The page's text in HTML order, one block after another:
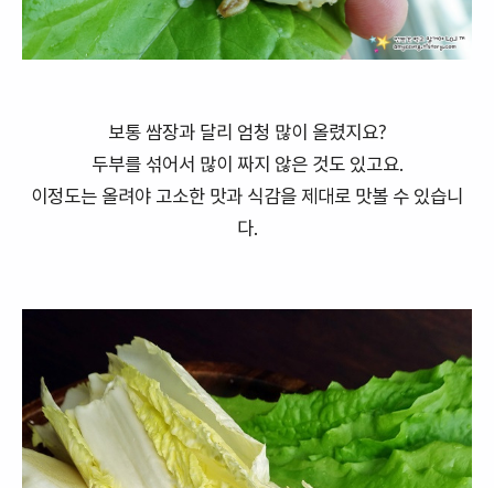
보통 쌈장과 달리 엄청 많이 올렸지요?
두부를 섞어서 많이 짜지 않은 것도 있고요.
이정도는 올려야 고소한 맛과 식감을 제대로 맛볼 수 있습니
다.